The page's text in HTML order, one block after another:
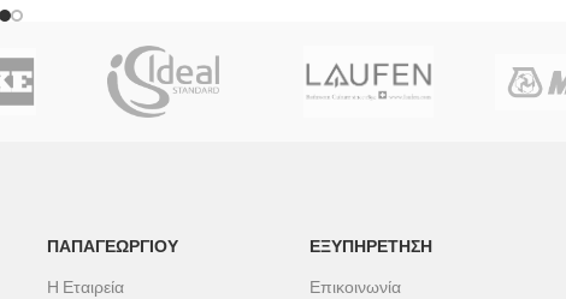
ΠΑΠΑΓΕΩΡΓΊΟΥ
Η Εταιρεία
ΕΞΥΠΗΡΕΤΗΣΗ
Επικοινωνία